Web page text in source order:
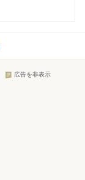
広告を非表示